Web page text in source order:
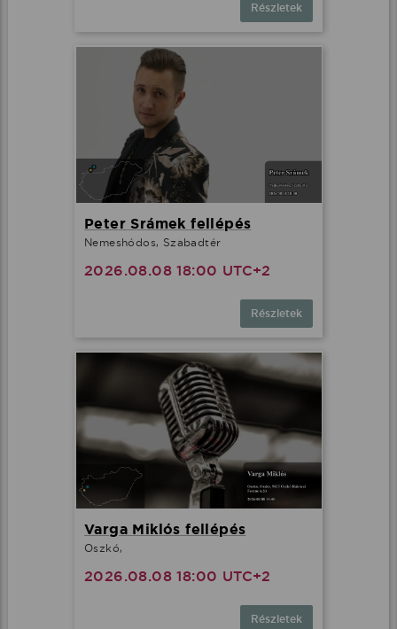
Részletek
Peter Srámek fellépés
Nemeshódos, Szabadtér
2026.08.08 18:00 UTC+2
Részletek
Varga Miklós fellépés
Oszkó,
2026.08.08 18:00 UTC+2
Részletek